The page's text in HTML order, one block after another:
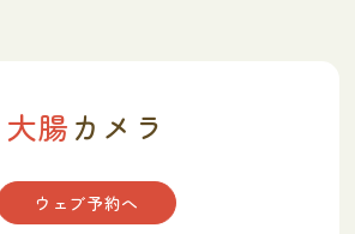
大腸カメラ
ウェブ予約へ